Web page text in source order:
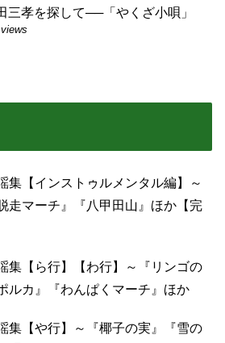
三孝を探して──「やくざ小唄」
集【インストゥルメンタル編】～
走マーチ』『八甲田山』ほか【完
集【ら行】【わ行】～『リンゴの
ルカ』『わんぱくマーチ』ほか
集【や行】～『椰子の実』『雪の